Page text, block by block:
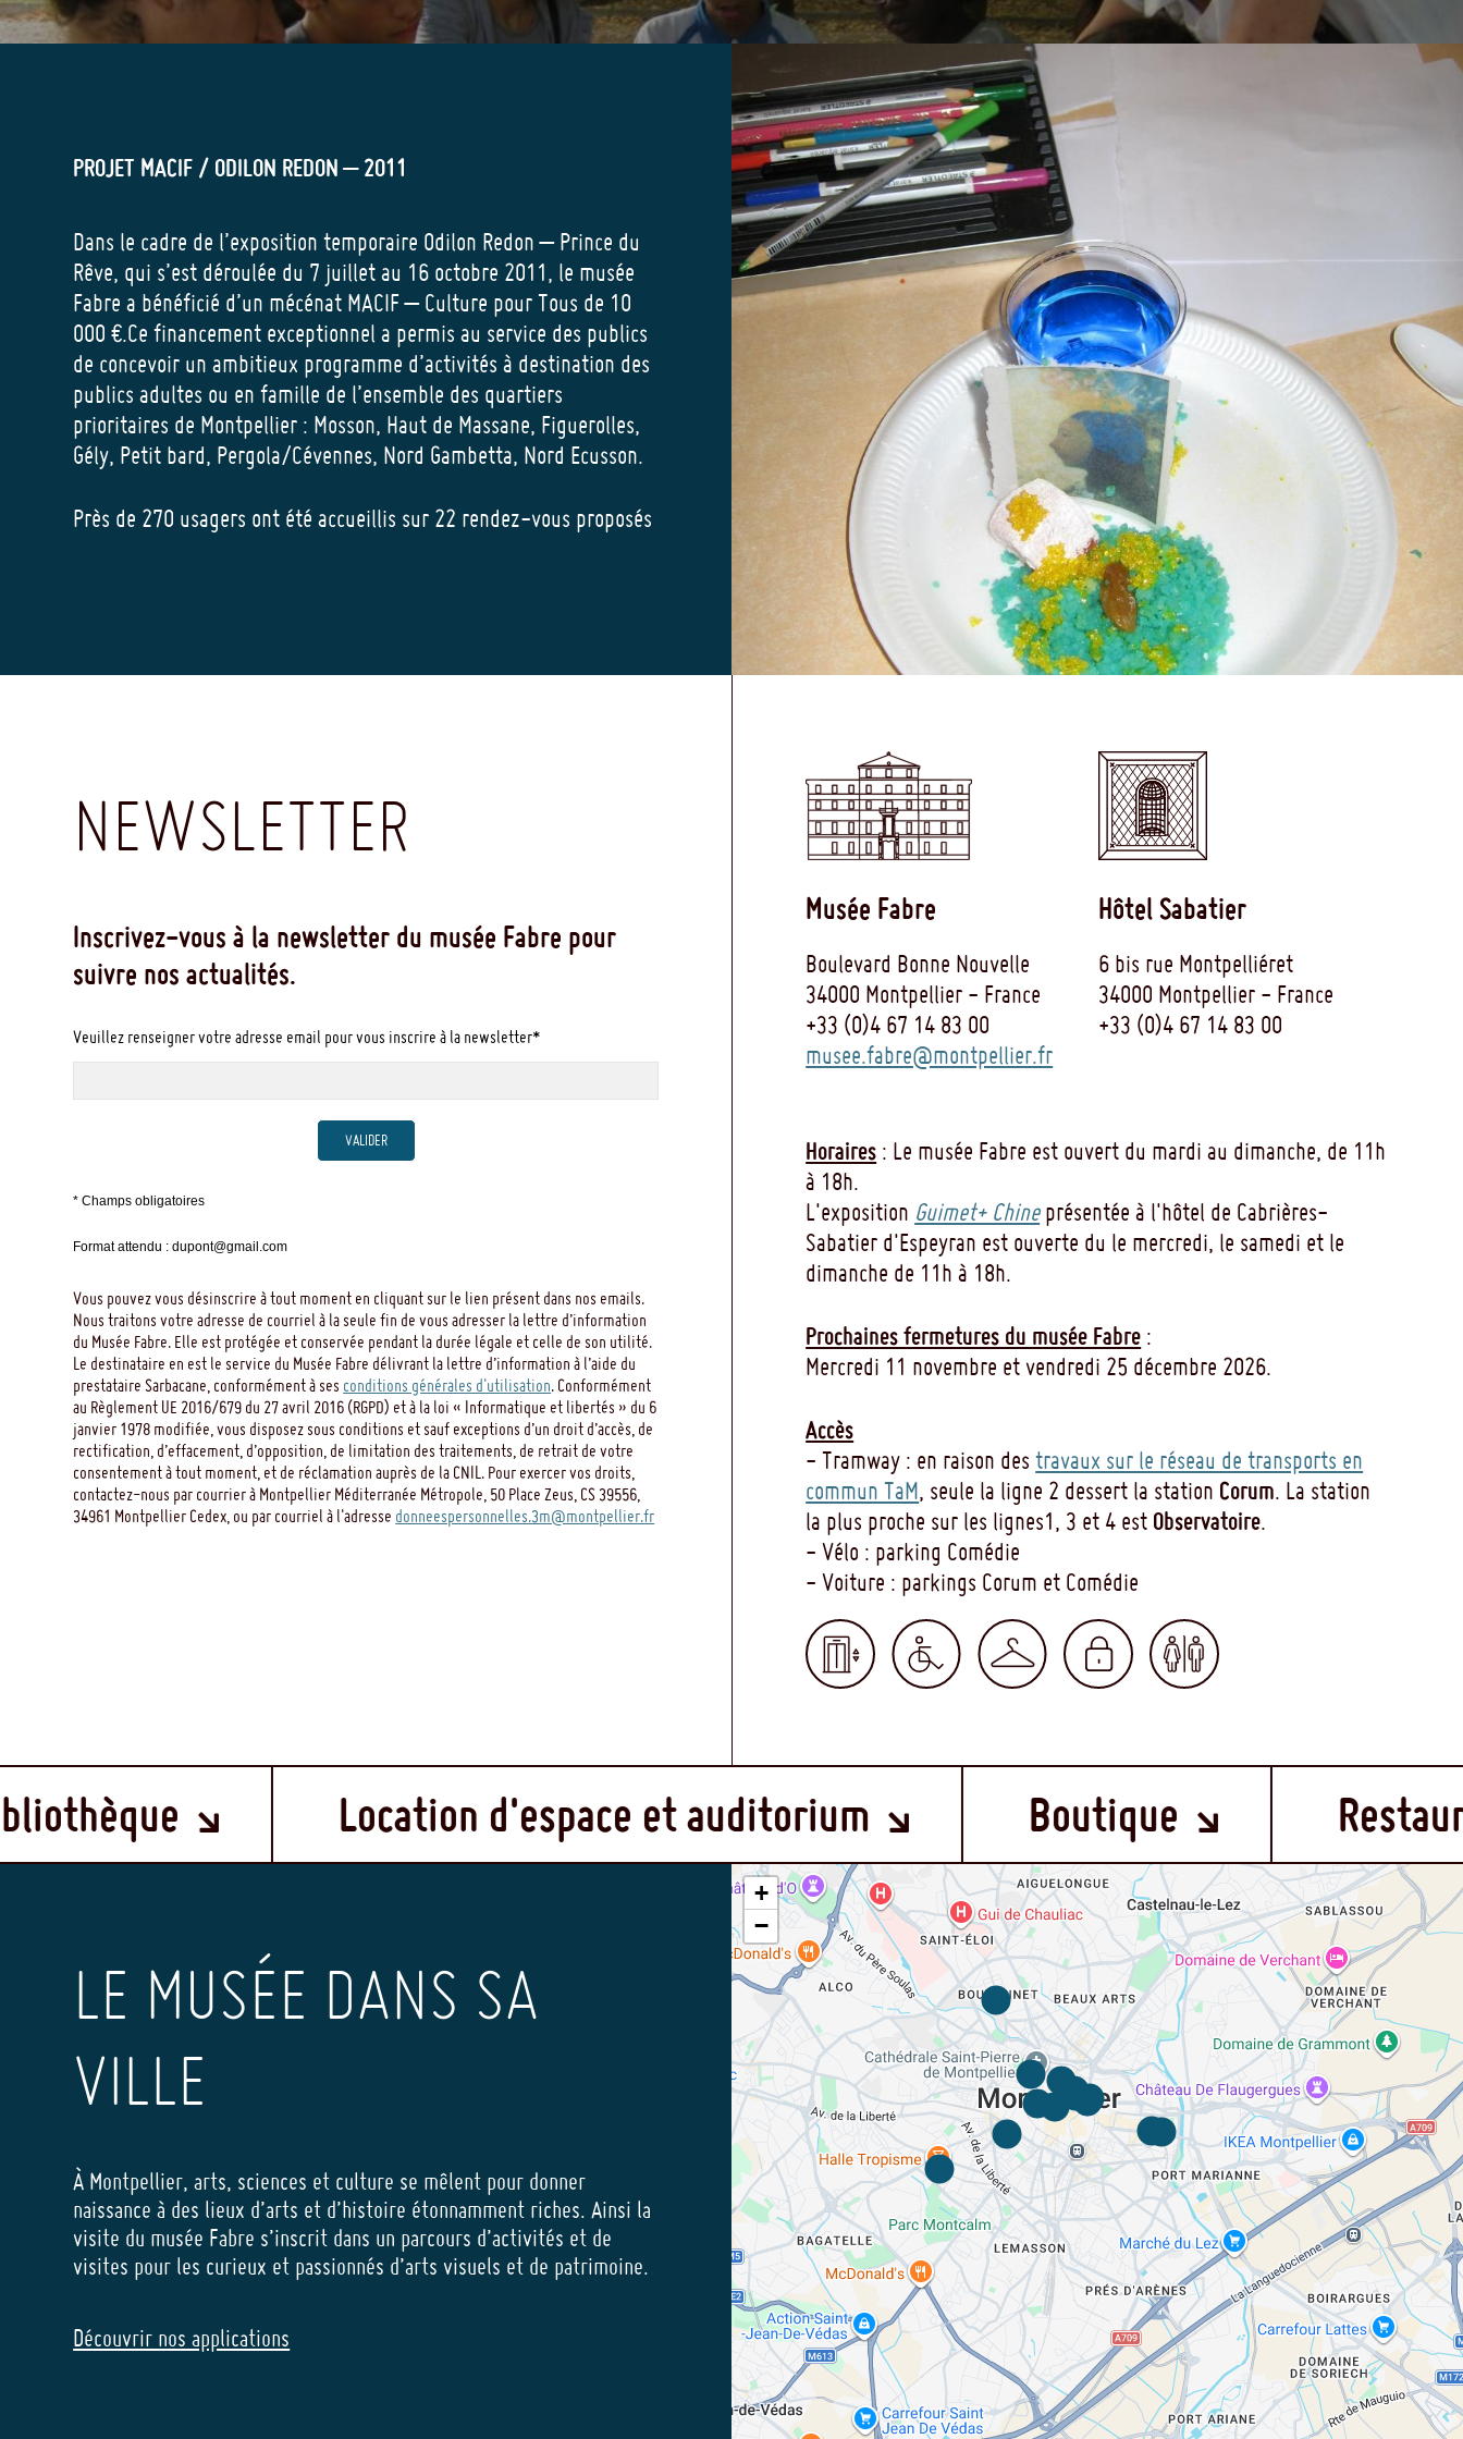
PROJET MACIF / ODILON REDON – 2011
Dans le cadre de l’exposition temporaire Odilon Redon – Prince du
Rêve, qui s’est déroulée du 7 juillet au 16 octobre 2011, le musée
Fabre a bénéficié d’un mécénat MACIF – Culture pour Tous de 10
000 €.Ce financement exceptionnel a permis au service des publics
de concevoir un ambitieux programme d’activités à destination des
publics adultes ou en famille de l’ensemble des quartiers
prioritaires de Montpellier : Mosson, Haut de Massane, Figuerolles,
Gély, Petit bard, Pergola/Cévennes, Nord Gambetta, Nord Ecusson.
Près de 270 usagers ont été accueillis sur 22 rendez-vous proposés
NEWSLETTER
Inscrivez-vous à la newsletter du musée Fabre pour
suivre nos actualités.
Veuillez renseigner votre adresse email pour vous inscrire à la newsletter*
VALIDER
* Champs obligatoires
Format attendu : dupont@gmail.com
Vous pouvez vous désinscrire à tout moment en cliquant sur le lien présent dans nos emails.
Nous traitons votre adresse de courriel à la seule fin de vous adresser la lettre d’information
du Musée Fabre. Elle est protégée et conservée pendant la durée légale et celle de son utilité.
Le destinataire en est le service du Musée Fabre délivrant la lettre d’information à l’aide du
prestataire Sarbacane, conformément à ses conditions générales d'utilisation. Conformément
au Règlement UE 2016/679 du 27 avril 2016 (RGPD) et à la loi « Informatique et libertés » du 6
janvier 1978 modifiée, vous disposez sous conditions et sauf exceptions d’un droit d’accès, de
rectification, d’effacement, d’opposition, de limitation des traitements, de retrait de votre
consentement à tout moment, et de réclamation auprès de la CNIL. Pour exercer vos droits,
contactez-nous par courrier à Montpellier Méditerranée Métropole, 50 Place Zeus, CS 39556,
34961 Montpellier Cedex, ou par courriel à l'adresse donneespersonnelles.3m@montpellier.fr
Musée Fabre
Boulevard Bonne Nouvelle
34000 Montpellier - France
+33 (0)4 67 14 83 00
musee.fabre@montpellier.fr
Hôtel Sabatier
6 bis rue Montpelliéret
34000 Montpellier - France
+33 (0)4 67 14 83 00
Horaires : Le musée Fabre est ouvert du mardi au dimanche, de 11h
à 18h.
L'exposition Guimet+ Chineprésentée à l'hôtel de Cabrières-
Sabatier d'Espeyran est ouverte du le mercredi, le samedi et le
dimanche de 11h à 18h.
Prochaines fermetures du musée Fabre :
Mercredi 11 novembre et vendredi 25 décembre 2026.
Accès
- Tramway : en raison destravaux sur le réseau de transports en
commun TaM, seule la ligne 2 dessert la station Corum. La station
la plus proche sur les lignes1, 3 et 4 est Observatoire.
- Vélo : parking Comédie
- Voiture : parkings Corum et Comédie
Location d'espace et auditorium
MENU
FOOTER
Boutique Restaurant
LE MUSÉE DANS SA
VILLE
À Montpellier, arts, sciences et culture se mêlent pour donner
naissance à des lieux d’arts et d’histoire étonnamment riches. Ainsi la
visite du musée Fabre s’inscrit dans un parcours d’activités et de
visites pour les curieux et passionnés d’arts visuels et de patrimoine.
Découvrir nos applications
+
−